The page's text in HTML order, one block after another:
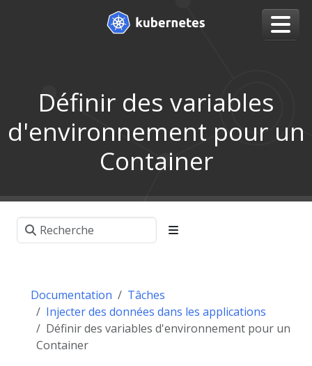
Définir des variables
d'environnement pour un
Container
Documentation
Tâches
Injecter des données dans les applications
Définir des variables d'environnement pour un
Container